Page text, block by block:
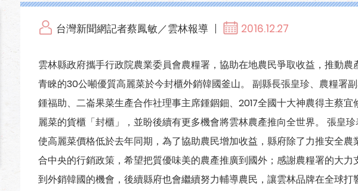
台灣新聞網記者蔡鳳敏／雲林報導 2016.12.27
雲林縣政府攜手行政院農業委員會農糧署，協助在地農民爭取收益，推動農
青睞的30公噸優質高麗菜於今封櫃外銷韓國釜山。 副縣長張皇珍、農糧署
鍾福助、二崙果菜生產合作社理事主席鍾錮鈿、2017全國十大神農得主蔡宜
麗菜的貨櫃「封櫃」，並盼後續有更多機會將雲林農產推向全世界。 張皇
使高麗菜價格低於去年同期，為了協助農民增加收益，縣府除了力推安全農
合中央的行銷政策，希望把質優味美的農產推廣到國外；感謝農糧署的大力
到外銷韓國的機會，後續縣府也會繼續努力輔導農民，讓雲林品牌在全球打